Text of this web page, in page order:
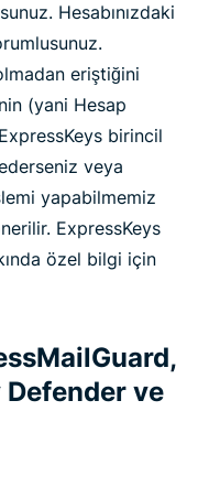
Hesabınızdaki
eriştiğini
(yani Hesap
birincil
veya
yapabilmemiz
ExpressKeys
özel bilgi için
ve